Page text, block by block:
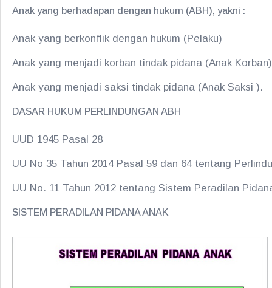
Anak yang berhadapan dengan hukum (ABH), yakni :
Anak yang berkonflik dengan hukum (Pelaku)
Anak yang menjadi korban tindak pidana (Anak
Anak yang menjadi saksi tindak pidana (Anak Saksi ).
DASAR HUKUM PERLINDUNGAN ABH
UUD 1945 Pasal 28
UU No 35 Tahun 2014 Pasal 59 dan 64 tentang
UU No. 11 Tahun 2012 tentang Sistem Peradilan
SISTEM PERADILAN PIDANA ANAK